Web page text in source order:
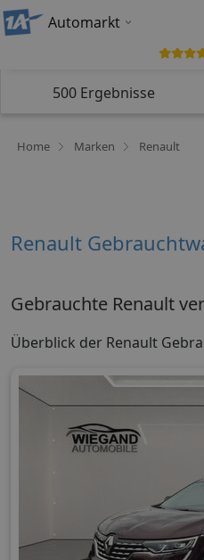
Automarkt
500 Ergebnisse
Home Marken Renault
Renault
Gebrauchte Renault
Überblick der Renault